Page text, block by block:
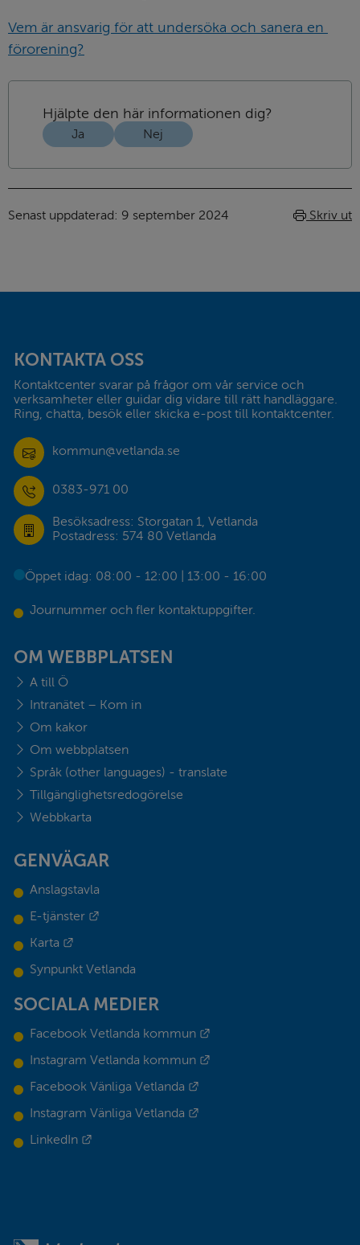
Vem är ansvarig för att undersöka och sanera en
förorening?
Hjälpte den här informationen dig?
Ja Nej
Senast uppdaterad: 9 september 2024 Skriv ut
KONTAKTA OSS
Kontaktcenter svarar på frågor om vår service och
verksamheter eller guidar dig vidare till rätt handläggare.
Ring, chatta, besök eller skicka e-post till kontaktcenter.
kommun@vetlanda.se
0383-971 00
Besöksadress: Storgatan 1, Vetlanda
Postadress: 574 80 Vetlanda
Öppet idag: 08:00 - 12:00 | 13:00 - 16:00
Journummer och fler kontaktuppgifter.
OM WEBBPLATSEN
A till Ö
Intranätet – Kom in
Om kakor
Om webbplatsen
Språk (other languages) - translate
Tillgänglighetsredogörelse
Webbkarta
GENVÄGAR
Anslagstavla
E-tjänster
Karta
Synpunkt Vetlanda
SOCIALA MEDIER
Facebook Vetlanda kommun
Instagram Vetlanda kommun
Facebook Vänliga Vetlanda
Instagram Vänliga Vetlanda
LinkedIn